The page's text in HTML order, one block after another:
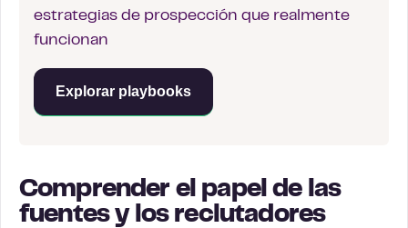
estrategias de prospección que realmente
funcionan
Explorar playbooks
Comprender el papel de las
fuentes y los reclutadores